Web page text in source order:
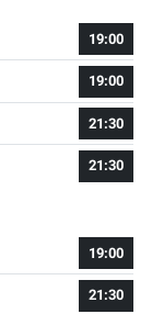
19:00
19:00
21:30
21:30
19:00
21:30